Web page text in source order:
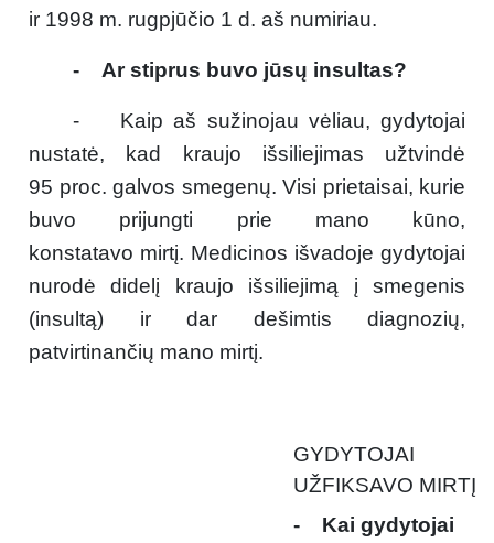
ir 1998 m. rugpjūčio 1 d. aš numiriau.
- Ar stiprus buvo jūsų insultas?
- Kaip aš sužinojau vėliau, gydytojai
nustatė, kad kraujo išsiliejimas užtvindė
95 proc. galvos smegenų. Visi prietaisai, kurie
buvo prijungti prie mano kūno,
konstatavo mirtį. Medicinos išvadoje gydytojai
nurodė didelį kraujo išsiliejimą į smegenis
(insultą) ir dar dešimtis diagnozių,
patvirtinančių mano mirtį.
GYDYTOJAI
UŽFIKSAVO MIRTĮ
- Kai gydytojai